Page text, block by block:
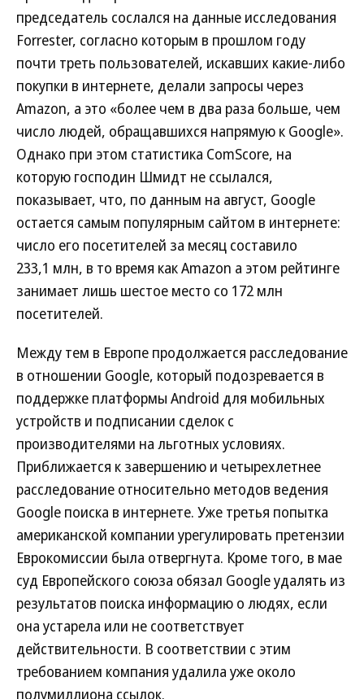
председатель сослался на данные исследования
Forrester, согласно которым в прошлом году
почти треть пользователей, искавших какие-либо
покупки в интернете, делали запросы через
Amazon, а это «более чем в два раза больше, чем
число людей, обращавшихся напрямую к Google».
Однако при этом статистика ComScore, на
которую господин Шмидт не ссылался,
показывает, что, по данным на август, Google
остается самым популярным сайтом в интернете:
число его посетителей за месяц составило
233,1 млн, в то время как Amazon а этом рейтинге
занимает лишь шестое место со 172 млн
посетителей.
Между тем в Европе продолжается расследование
в отношении Google, который подозревается в
поддержке платформы Android для мобильных
устройств и подписании сделок с
производителями на льготных условиях.
Приближается к завершению и четырехлетнее
расследование относительно методов ведения
Google поиска в интернете. Уже третья попытка
американской компании урегулировать претензии
Еврокомиссии была отвергнута. Кроме того, в мае
суд Европейского союза обязал Google удалять из
результатов поиска информацию о людях, если
она устарела или не соответствует
действительности. В соответствии с этим
требованием компания удалила уже около
полумиллиона ссылок.